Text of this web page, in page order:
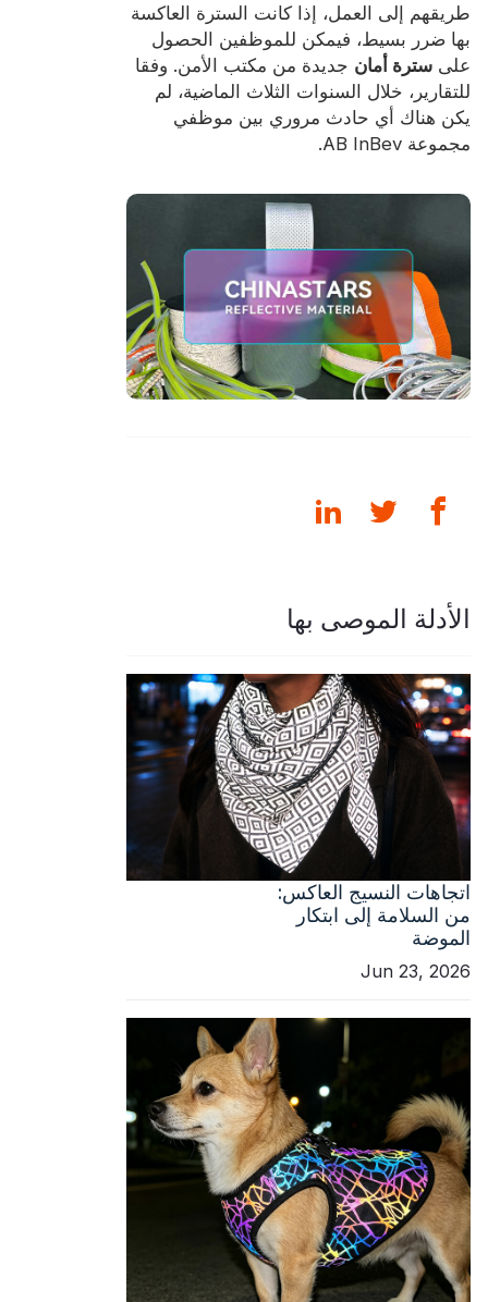
طريقهم إلى العمل، إذا كانت السترة العاكسة
بها ضرر بسيط، فيمكن للموظفين الحصول
على سترة أمان جديدة من مكتب الأمن. وفقا
للتقارير، خلال السنوات الثلاث الماضية، لم
يكن هناك أي حادث مروري بين موظفي
مجموعة AB InBev.
الأدلة الموصى بها
اتجاهات النسيج العاكس:
من السلامة إلى ابتكار
الموضة
Jun 23, 2026